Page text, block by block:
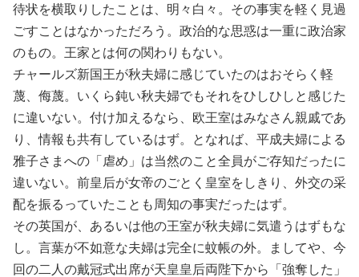
待状を横取りしたことは、明々白々。その事実を軽く見過
ごすことはなかっただろう。政治的な思惑は一重に政治家
のもの。王家とは何の関わりもない。
チャールズ新国王が秋夫婦に感じていたのはおそらく軽
蔑、侮蔑。いくら鈍い秋夫婦でもそれをひしひしと感じた
に違いない。付け加えるなら、欧王室はみなさん親戚であ
り、情報も共有しているはず。となれば、平成夫婦による
雅子さまへの「虐め」は当然のこと全員がご存知だったに
違いない。前皇后が女帝のごとく皇室をしきり、外交の采
配を振るっていたことも周知の事実だったはず。
その英国が、あるいは他の王室が秋夫婦に気遣うはずもな
し。言葉が不如意な夫婦は完全に蚊帳の外。ましてや、今
回の二人の戴冠式出席が天皇皇后両陛下から「強奪した」